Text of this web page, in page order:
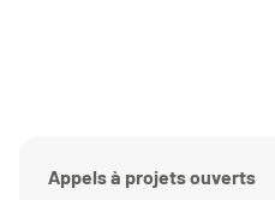
Appels à projets ouverts